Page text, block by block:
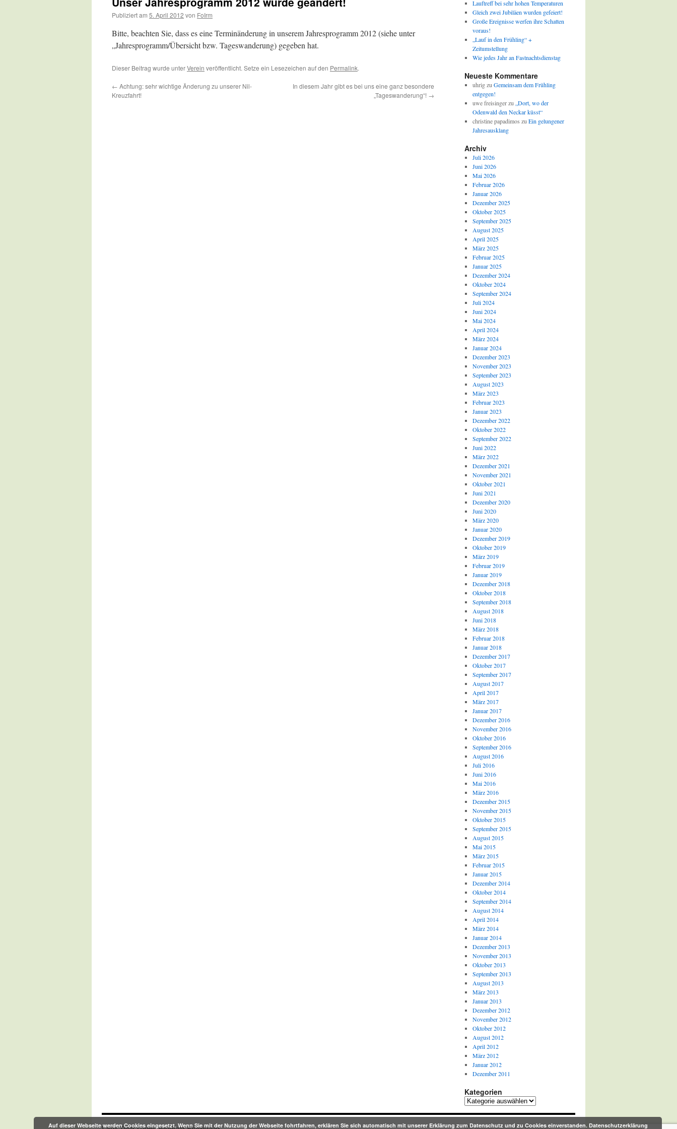
Publiziert am 5. April 2012 von FoIrm
Bitte, beachten Sie, dass es eine Terminänderung in unserem Jahresprogramm 2012 (siehe unter
„Jahresprogramm/Übersicht bzw. Tageswanderung) gegeben hat.
Dieser Beitrag wurde unterVerein veröffentlicht. Setze ein Lesezeichen auf den Permalink.
← Achtung: sehr wichtige Änderung zu unserer Nil-
Kreuzfahrt!
In diesem Jahr gibt es bei uns eine ganz besondere
„Tageswanderung“! →
Lauftreff bei sehr hohen Temperaturen
Gleich zwei Jubiläen wurden gefeiert!
Große Ereignisse werfen ihre Schatten
voraus!
„Lauf in den Frühling“ +
Zeitumstellung
Wie jedes Jahr an Fastnachtsdienstag
Neueste Kommentare
uhrigzu Gemeinsam dem Frühling
entgegen!
uwe freisingerzu „Dort, wo der
Odenwald den Neckar küsst“
christine papadimos zu Ein gelungener
Jahresausklang
Archiv
Juli 2026
Juni 2026
Mai 2026
Februar 2026
Januar 2026
Dezember 2025
Oktober 2025
September 2025
August 2025
April 2025
März 2025
Februar 2025
Januar 2025
Dezember 2024
Oktober 2024
September 2024
Juli 2024
Juni 2024
Mai 2024
April 2024
März 2024
Januar 2024
Dezember 2023
November 2023
September 2023
August 2023
März 2023
Februar 2023
Januar 2023
Dezember 2022
Oktober 2022
September 2022
Juni 2022
März 2022
Dezember 2021
November 2021
Oktober 2021
Juni 2021
Dezember 2020
Juni 2020
März 2020
Januar 2020
Dezember 2019
Oktober 2019
März 2019
Februar 2019
Januar 2019
Dezember 2018
Oktober 2018
September 2018
August 2018
Juni 2018
März 2018
Februar 2018
Januar 2018
Dezember 2017
Oktober 2017
September 2017
August 2017
April 2017
März 2017
Januar 2017
Dezember 2016
November 2016
Oktober 2016
September 2016
August 2016
Juli 2016
Juni 2016
Mai 2016
März 2016
Dezember 2015
November 2015
Oktober 2015
September 2015
August 2015
Mai 2015
März 2015
Februar 2015
Januar 2015
Dezember 2014
Oktober 2014
September 2014
August 2014
April 2014
März 2014
Januar 2014
Dezember 2013
November 2013
Oktober 2013
September 2013
August 2013
März 2013
Januar 2013
Dezember 2012
November 2012
Oktober 2012
August 2012
April 2012
März 2012
Januar 2012
Dezember 2011
Kategorien
Kategorien
Auf dieser Webseite werden Cookies eingesetzt. Wenn Sie mit der Nutzung der Webseite fohrtfahren, erklären Sie sich automatisch mit unserer Erklärung zum Datenschutz und zu Cookies einverstanden. Datenschutzerklärung